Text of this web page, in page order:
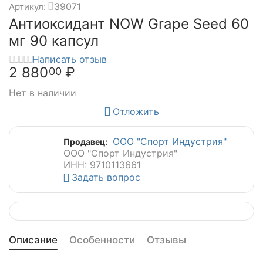
Артикул: 39071
Антиоксидант NOW Grape Seed 60
мг 90 капсул
Написать отзыв
2 88000 ₽
Нет в наличии
Отложить
Продавец: ООО "Спорт Индустрия"
ООО "Спорт Индустрия"
ИНН: 9710113661
Задать вопрос
Описание Особенности Отзывы